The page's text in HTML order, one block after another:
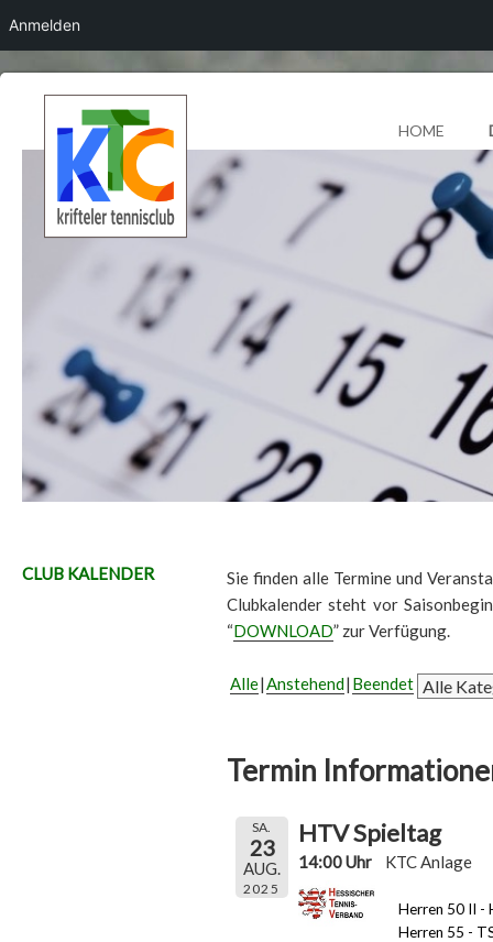
HOME
CLUB KALENDER
Sie finden alle Termine und
Clubkalender steht vor
“DOWNLOAD” zur Verfügung.
Alle Anstehend Beendet
Termin
SA.
23
AUG.
2025
HTV Spieltag
14:00 Uhr KTC Anlage
Herren 50 II -
Herren 55 -
Anmelden